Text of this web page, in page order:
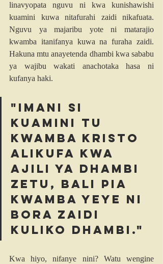
linavyopata nguvu ni kwa kunishawishi
kuamini kuwa nitafurahi zaidi nikafuata.
Nguvu ya majaribu yote ni matarajio
kwamba itanifanya kuwa na furaha zaidi.
Hakuna mtu anayetenda dhambi kwa sababu
ya wajibu wakati anachotaka hasa ni
kufanya haki.
"Imani si
kuamini tu
kwamba Kristo
alikufa kwa
ajili ya dhambi
zetu, bali pia
kwamba yeye ni
bora zaidi
kuliko dhambi."
Kwa hiyo, nifanye nini? Watu wengine